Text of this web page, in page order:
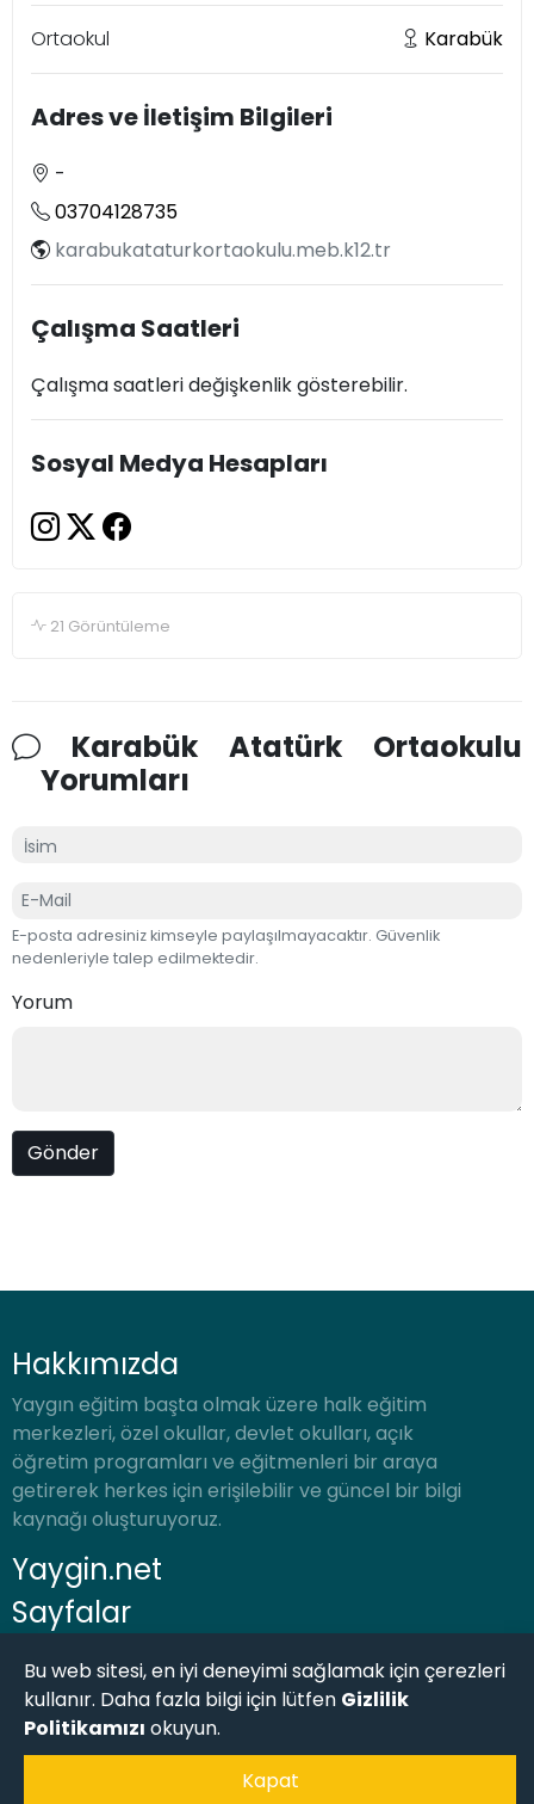
Ortaokul Karabük
Adres ve İletişim Bilgileri
-
03704128735
karabukataturkortaokulu.meb.k12.tr
Çalışma Saatleri
Çalışma saatleri değişkenlik gösterebilir.
Sosyal Medya Hesapları
21 Görüntüleme
Karabük Atatürk Ortaokulu
Yorumları
E-posta adresiniz kimseyle paylaşılmayacaktır. Güvenlik
nedenleriyle talep edilmektedir.
Yorum
Hakkımızda
Yaygın eğitim başta olmak üzere halk eğitim
merkezleri, özel okullar, devlet okulları, açık
öğretim programları ve eğitmenleri bir araya
getirerek herkes için erişilebilir ve güncel bir bilgi
kaynağı oluşturuyoruz.
Yaygin.net
Sayfalar
Bu web sitesi, en iyi deneyimi sağlamak için çerezleri
kullanır. Daha fazla bilgi için lütfen Gizlilik
Politikamızı okuyun.
Kapat